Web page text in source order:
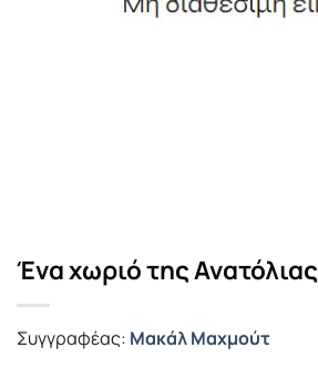
Ένα χωριό της Ανατόλιας
Συγγραφέας: Μακάλ Μαχμούτ